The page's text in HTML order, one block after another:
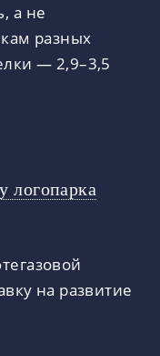
а не
разных
— 2,9–3,5
логопарка
на развитие